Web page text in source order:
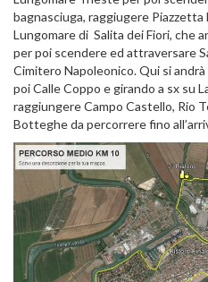
bagnasciuga, raggiugere Piazzetta
Lungomare di Salita dei Fiori, che
per poi scendere ed attraversare
Cimitero Napoleonico. Qui si
poi Calle Coppo e girando a sx su
raggiungere Campo Castello, Rio
Botteghe da percorrere fino